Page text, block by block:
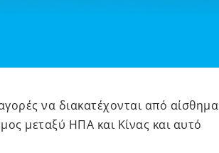
να διακατέχονται από αίσθημα
μεταξύ ΗΠΑ και Κίνας και αυτό